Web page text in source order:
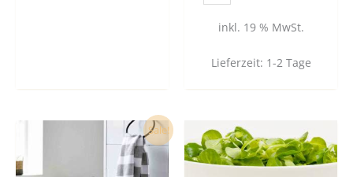
inkl. 19 % MwSt.
Lieferzeit: 1-2 Tage
Sale!
Ursprünglicher
13,90 €
Aktueller
Preis
ist:
0,00 €.